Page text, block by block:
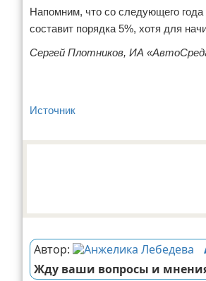
Напомним, что со следующего года
составит порядка 5%, хотя для
Сергей Плотников, ИА
Источник
Автор:
Жду ваши вопросы и